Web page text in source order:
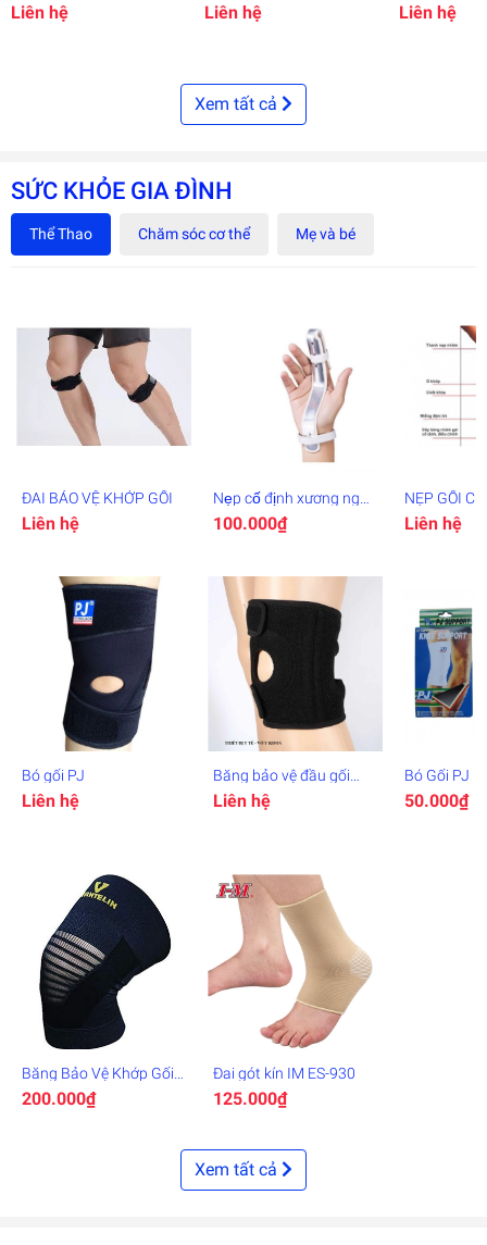
Liên hệ Liên hệ Liên hệ
Xem tất cả
SỨC KHỎE GIA ĐÌNH
Thể Thao Chăm sóc cơ thể Mẹ và bé
ĐAI BẢO VỆ KHỚP GỐI
Liên hệ
Nẹp cố định xương ngón
tay F03
100.000₫
NẸP GỐI
H2
Liên hệ
Bó gối PJ
Liên hệ
Băng bảo vệ đầu gối
Knee Support
Liên hệ
Bó Gối PJ
50.000₫
Băng Bảo Vệ Khớp Gối
Vantelin
200.000₫
Đai gót kín IM ES-930
125.000₫
Xem tất cả